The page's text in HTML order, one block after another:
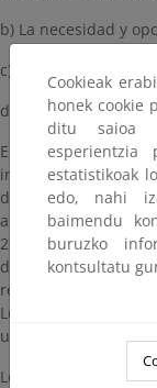
b) La necesidad y
c) Los objetivos de la
d) Las posibles
En cumplimiento
interesados un
del Real Decreto
aparatos eléctricos
2024/884 del
de 2024, por la
residuos de
Ley 7/2022, de 8 de
una economía
Los ciudadanos,
Cookieak
honek cookie
ditu saioa
esperientzia
estatistikoak
edo, nahi
baimendu
buruzko
kontsultatu